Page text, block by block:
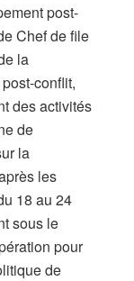
post-
Chef de file
la
conflit,
des activités
de
la
les
18 au 24
sous le
pour
de